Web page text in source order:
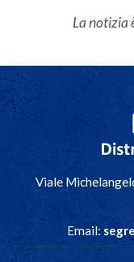
La notizia
Navigazione
Viale
Email: